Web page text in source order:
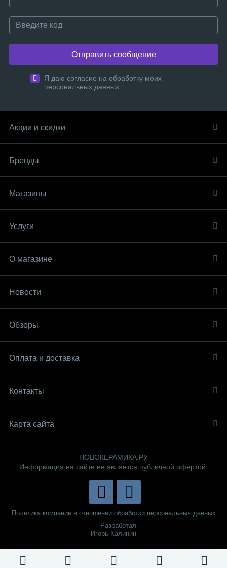
Отправить сообщение
Я даю согласие на обработку моих
персональных данных
Акции и скидки
Бренды
Магазины
Услуги
О магазине
Новости
Обзоры
Оплата и доставка
Контакты
Карта сайта
НОВОКЕРАМИКА.РУ
Информация на сайте не является публичной офертой.
Политика компании в отношении обработки персональных данных
Разработал
Игорь Калинин